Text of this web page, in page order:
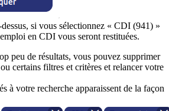
si vous sélectionnez « CDI (941) »
en CDI vous seront restituées.
peu de résultats, vous pouvez supprimer
certains filtres et critères et relancer votre
à votre recherche apparaissent de la façon